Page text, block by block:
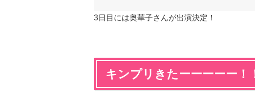
3日目には奥華子さんが出演決定！
キンプリきたーーーーー！